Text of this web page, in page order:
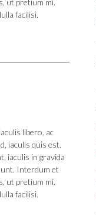
ut pretium mi.
facilisi.
libero, ac
iaculis quis est.
iaculis in gravida
Interdum et
ut pretium mi.
facilisi.